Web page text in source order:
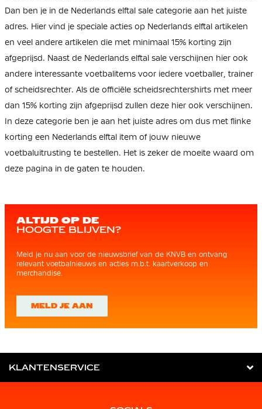
Dan ben je in de Nederlands elftal sale categorie aan het juiste
adres. Hier vind je speciale acties op Nederlands elftal artikelen
en veel andere artikelen die met minimaal 15% korting zijn
afgeprijsd. Naast de Nederlands elftal sale verschijnen hier ook
andere interessante voetbalitems voor iedere voetballer, trainer
of scheidsrechter. Als de officiële scheidsrechtershirts met meer
dan 15% korting zijn afgeprijsd zullen deze hier ook verschijnen.
In deze categorie ben je aan het juiste adres om dus met flinke
korting een Nederlands elftal item of jouw nieuwe
voetbaluitrusting te bestellen. Het is zeker de moeite waard om
deze pagina in de gaten te houden.
ALTIJD OP DE
HOOGTE BLIJVEN?
Meld je nu aan voor de nieuwsbrief van de KNVB en ontvang
relevant voetbalnieuws en acties m.b.t. kaartverkoop en
merchandise.
MELD JE AAN
KLANTENSERVICE